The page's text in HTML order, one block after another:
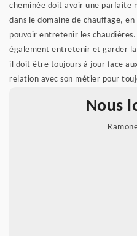
cheminée doit avoir une parfaite
dans le domaine de chauffage,
pouvoir entretenir les
également entretenir et garder
il doit être toujours à jour face
relation avec son métier pour
Nous